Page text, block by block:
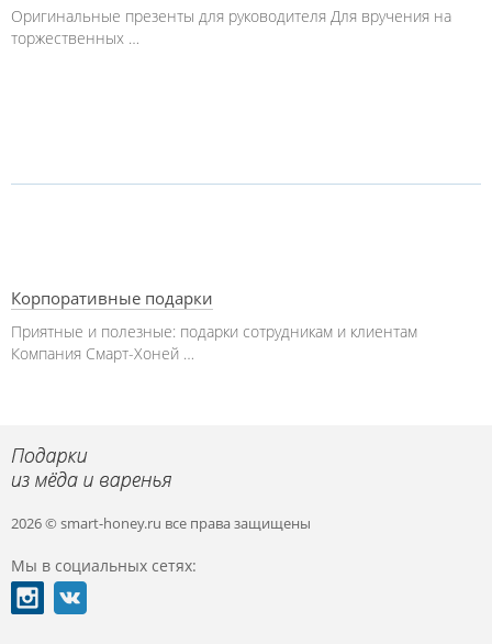
Оригинальные презенты для руководителя Для вручения на
торжественных …
Корпоративные подарки
Приятные и полезные: подарки сотрудникам и клиентам
Компания Смарт-Хоней …
2026 © smart-honey.ru все права защищены
Мы в социальных сетях: